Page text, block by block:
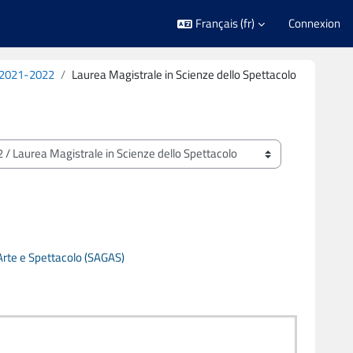
Français ‎(fr)‎ Connexion
2022 Laurea Magistrale in Scienze dello Spettacolo
e Spettacolo (SAGAS)